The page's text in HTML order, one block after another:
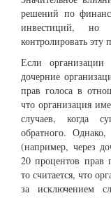
решений по
инвестиций, но
контролировать эту
Если
дочерние
прав голоса в
что организация
случаев, когда
обратного.
(например, через
20 процентов прав
то считается, что
за исключением